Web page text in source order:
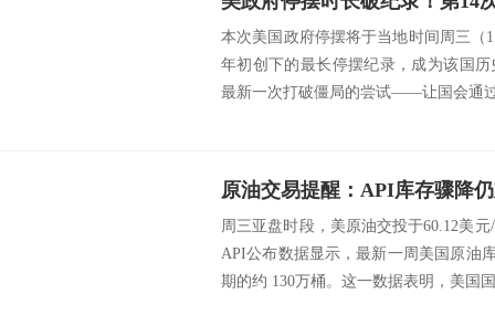
本次美国政府停摆将于当地时间周三（
年初创下的最长停摆纪录，成为该国
最新一次打破僵局的尝试——让国会通
周三亚盘时段，美原油交投于60.12美
API公布数据显示，最新一周美国原油
期的约 130万桶。这一数据表明，美国